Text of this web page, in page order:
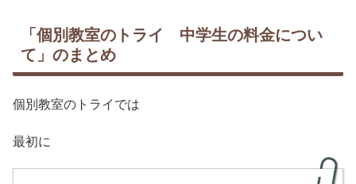
「個別教室のトライ 中学生の料金につい
て」のまとめ
個別教室のトライでは
最初に